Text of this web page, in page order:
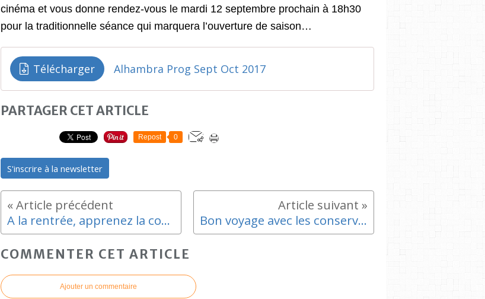
cinéma et vous donne rendez-vous le mardi 12 septembre prochain à 18h30
pour la traditionnelle séance qui marquera l’ouverture de saison…
Télécharger Alhambra Prog Sept Oct 2017
PARTAGER CET ARTICLE
Repost 0
S'inscrire à la newsletter
A la rentrée, apprenez la couture avec Art Ypic Bon voyage avec les conserves de Marius le sardineur .... tous les samedis sur le marché !!!
COMMENTER CET ARTICLE
Ajouter un commentaire